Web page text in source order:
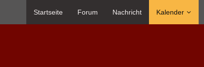
Startseite Forum Nachricht Kalender